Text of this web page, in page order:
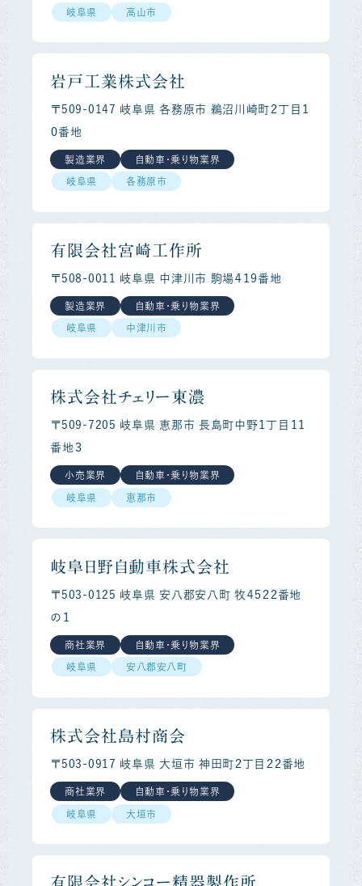
岐阜県 高山市
岩戸工業株式会社
〒509-0147 岐阜県 各務原市 鵜沼川崎町２丁目１
０番地
製造業界 自動車・乗り物業界
岐阜県 各務原市
有限会社宮崎工作所
〒508-0011 岐阜県 中津川市 駒場４１９番地
製造業界 自動車・乗り物業界
岐阜県 中津川市
株式会社チェリー東濃
〒509-7205 岐阜県 恵那市 長島町中野１丁目１１
番地３
小売業界 自動車・乗り物業界
岐阜県 恵那市
岐阜日野自動車株式会社
〒503-0125 岐阜県 安八郡安八町 牧４５２２番地
の１
商社業界 自動車・乗り物業界
岐阜県 安八郡安八町
株式会社島村商会
〒503-0917 岐阜県 大垣市 神田町２丁目２２番地
商社業界 自動車・乗り物業界
岐阜県 大垣市
有限会社シンコー精器製作所